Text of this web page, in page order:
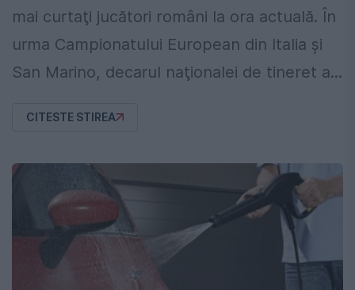
mai curtaţi jucători români la ora actuală. În
urma Campionatului European din Italia şi
San Marino, decarul naţionalei de tineret a...
CITESTE STIREA